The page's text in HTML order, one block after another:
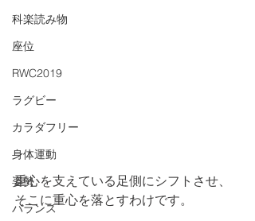
科楽読み物
座位
RWC2019
ラグビー
カラダフリー
身体運動
姿勢
バランス
重心を支えている足側にシフトさせ、
そこに重心を落とすわけです。